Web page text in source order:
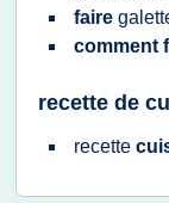
faire
comment
recette de
recette